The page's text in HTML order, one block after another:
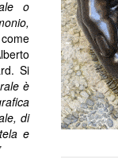
o
Si
è
di
e